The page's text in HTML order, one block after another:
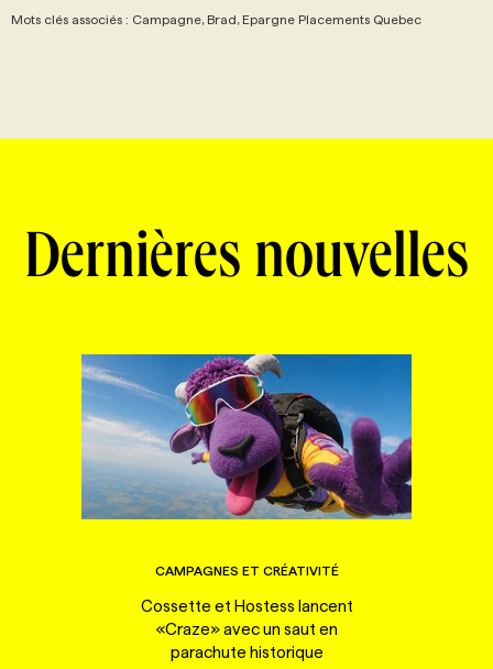
Mots clés associés : Campagne, Brad, Epargne Placements Quebec
Dernières nouvelles
CAMPAGNES ET CRÉATIVITÉ
Cossette et Hostess lancent
«Craze» avec un saut en
parachute historique